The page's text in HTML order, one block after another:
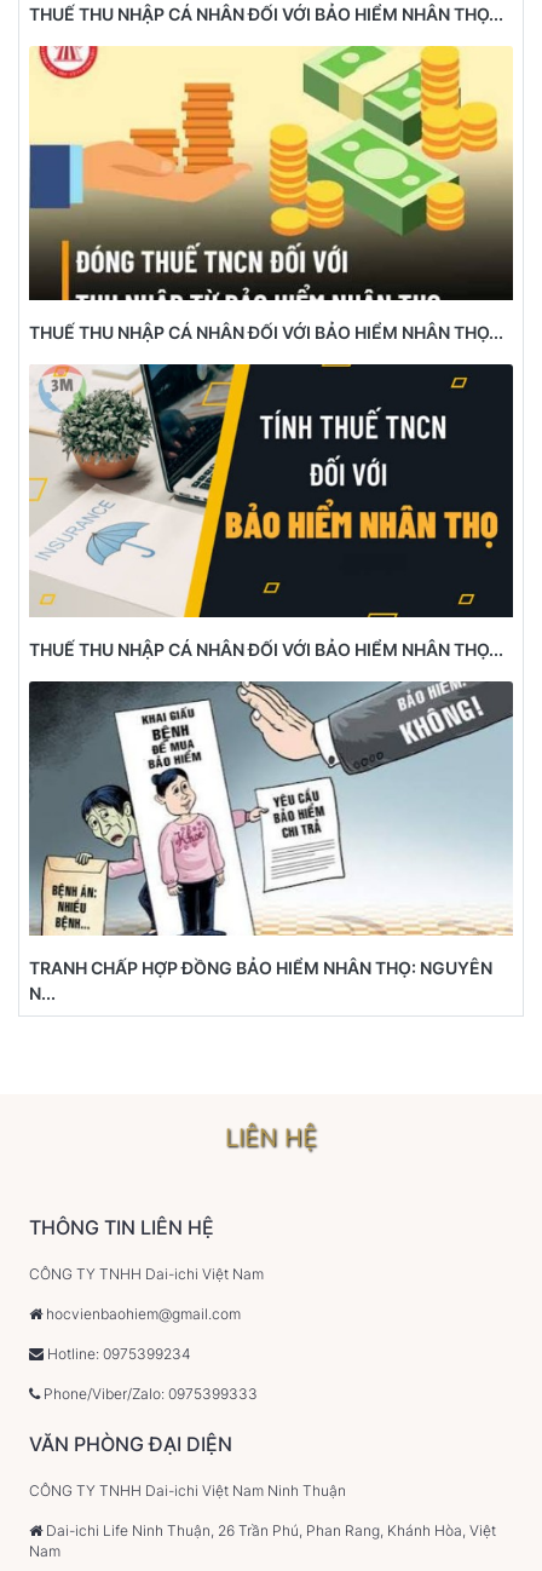
THUẾ THU NHẬP CÁ NHÂN ĐỐI VỚI BẢO HIỂM NHÂN THỌ...
THUẾ THU NHẬP CÁ NHÂN ĐỐI VỚI BẢO HIỂM NHÂN THỌ...
THUẾ THU NHẬP CÁ NHÂN ĐỐI VỚI BẢO HIỂM NHÂN THỌ...
TRANH CHẤP HỢP ĐỒNG BẢO HIỂM NHÂN THỌ: NGUYÊN
N...
LIÊN HỆ
THÔNG TIN LIÊN HỆ
CÔNG TY TNHH Dai-ichi Việt Nam
hocvienbaohiem@gmail.com
Hotline: 0975399234
Phone/Viber/Zalo: 0975399333
VĂN PHÒNG ĐẠI DIỆN
CÔNG TY TNHH Dai-ichi Việt Nam Ninh Thuận
Dai-ichi Life Ninh Thuận, 26 Trần Phú, Phan Rang, Khánh Hòa, Việt
Nam